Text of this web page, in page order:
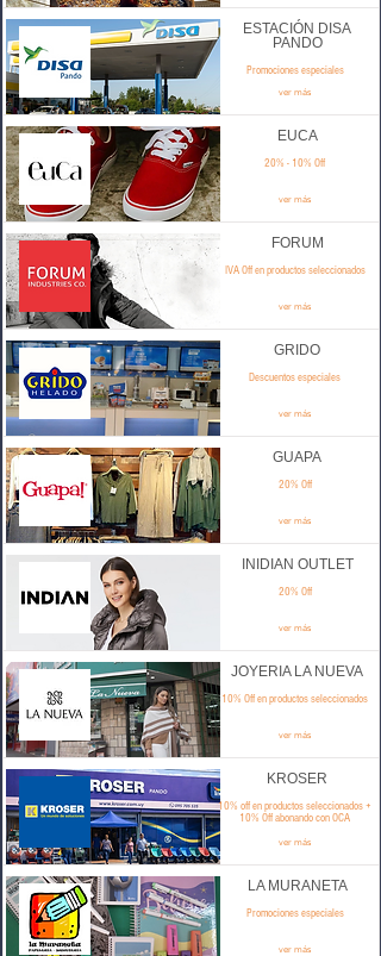
ESTACIÓN DISA
PANDO
Promociones especiales
ver más
EUCA
20% - 10% Off
ver más
FORUM
IVA Off en productos seleccionados
ver más
GRIDO
Descuentos especiales
ver más
GUAPA
20% Off
ver más
INIDIAN OUTLET
20% Off
ver más
JOYERIA LA NUEVA
10% Off en productos seleccionados
ver más
KROSER
10% off en productos seleccionados +
10% Off abonando con OCA
ver más
LA MURANETA
Promociones especiales
ver más